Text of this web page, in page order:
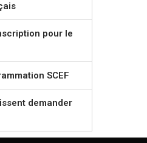
pour le
SCEF
demander